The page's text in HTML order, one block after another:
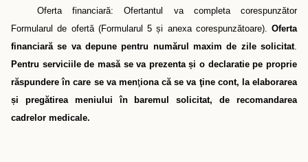
Oferta financiară: Ofertantul va completa corespunzător
Formularul de ofertă (Formularul 5și anexa corespunzătoare). Oferta
financiară se va depune pentru numărul maxim de zile solicitat.
Pentru serviciile de masă se va prezentași o declaratie pe proprie
răspundere în care se va menţiona că se va ţine cont, la elaborarea
și pregătirea meniului în baremul solicitat, de recomandarea
cadrelor medicale.